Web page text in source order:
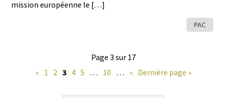
mis­sion européenne le […]
PAC
Page 3 sur 17
« 1 2 3 4 5 … 10 … » Dernière page »